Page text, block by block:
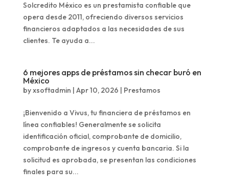
Solcredito México es un prestamista confiable que
opera desde 2011, ofreciendo diversos servicios
financieros adaptados a las necesidades de sus
clientes. Te ayuda a...
6 mejores apps de préstamos sin checar buró en
México
byxsoftadmin | Apr 10, 2026 | Prestamos
¡Bienvenido a Vivus, tu financiera de préstamos en
línea confiables! Generalmente se solicita
identificación oficial, comprobante de domicilio,
comprobante de ingresos y cuenta bancaria. Si la
solicitud es aprobada, se presentan las condiciones
finales para su...